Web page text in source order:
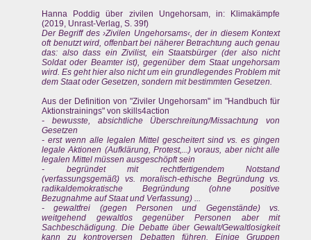
Hanna Poddig über zivilen Ungehorsam, in: Klimakämpfe
(2019, Unrast-Verlag, S. 39f)
Der Begriff des ›Zivilen Ungehorsams‹, der in diesem Kontext
oft benutzt wird, offenbart bei näherer Betrachtung auch genau
das: also dass ein Zivilist, ein Staatsbürger (der also nicht
Soldat oder Beamter ist), gegenüber dem Staat ungehorsam
wird. Es geht hier also nicht um ein grundlegendes Problem mit
dem Staat oder Gesetzen, sondern mit bestimmten Gesetzen.
Aus der Definition von "Ziviler Ungehorsam" im "Handbuch für
Aktionstrainings" von skills4action
- bewusste, absichtliche Überschreitung/Missachtung von
Gesetzen
- erst wenn alle legalen Mittel gescheitert sind vs. es gingen
legale Aktionen (Aufklärung, Protest,...) voraus, aber nicht alle
legalen Mittel müssen ausgeschöpft sein
- begründet mit rechtfertigendem Notstand
(verfassungsgemäß) vs. moralisch-ethische Begründung vs.
radikaldemokratische Begründung (ohne positive
Bezugnahme auf Staat und Verfassung) ...
- gewaltfrei (gegen Personen und Gegenstände) vs.
weitgehend gewaltlos gegenüber Personen aber mit
Sachbeschädigung. Die Debatte über Gewalt/Gewaltlosigkeit
kann zu kontroversen Debatten führen. Einige Gruppen